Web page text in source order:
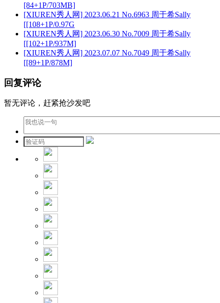
[84+1P/703MB]
[XIUREN秀人网] 2023.06.21 No.6963 周于希Sally
[[108+1P/0.97G
[XIUREN秀人网] 2023.06.30 No.7009 周于希Sally
[[102+1P/937M]
[XIUREN秀人网] 2023.07.07 No.7049 周于希Sally
[[89+1P/878M]
回复评论
暂无评论，赶紧抢沙发吧